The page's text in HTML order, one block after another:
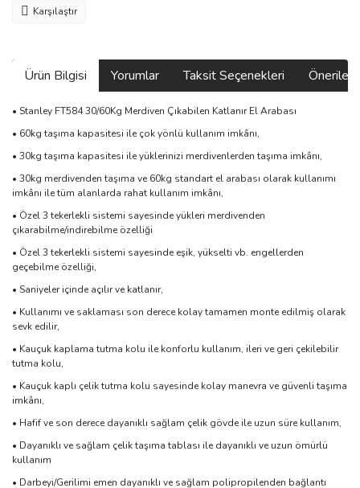
Karşılaştır
Ürün Bilgisi Yorumlar Taksit Seçenekleri
• Stanley FT584 30/60Kg Merdiven Çıkabilen Katlanır El Arabası
• 60kg taşıma kapasitesi ile çok yönlü kullanım imkânı,
• 30kg taşıma kapasitesi ile yüklerinizi merdivenlerden taşıma imkânı,
• 30kg merdivenden taşıma ve 60kg standart el arabası olarak kullanımı
imkânı ile tüm alanlarda rahat kullanım imkânı,
• Özel 3 tekerlekli sistemi sayesinde yükleri merdivenden
çıkarabilme/indirebilme özelliği
• Özel 3 tekerlekli sistemi sayesinde eşik, yükselti vb. engellerden
geçebilme özelliği,
• Saniyeler içinde açılır ve katlanır,
• Kullanımı ve saklaması son derece kolay tamamen monte edilmiş olarak
sevk edilir,
• Kauçuk kaplama tutma kolu ile konforlu kullanım, ileri ve geri çekilebilir
tutma kolu,
• Kauçuk kaplı çelik tutma kolu sayesinde kolay manevra ve güvenli taşıma
imkânı,
• Hafif ve son derece dayanıklı sağlam çelik gövde ile uzun süre kullanım,
• Dayanıklı ve sağlam çelik taşıma tablası ile dayanıklı ve uzun ömürlü
kullanım
• Darbeyi/Gerilimi emen dayanıklı ve sağlam polipropilenden bağlantı